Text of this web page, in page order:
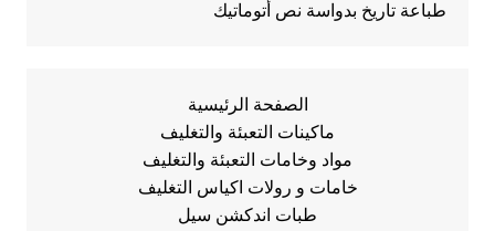
طباعة تاريخ بدواسة نص أتوماتيك
الصفحة الرئيسية
ماكينات التعبئة والتغليف
مواد وخامات التعبئة والتغليف
خامات و رولات اكياس التغليف
طبات اندكشن سيل